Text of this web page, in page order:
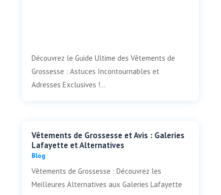
Découvrez le Guide Ultime des Vêtements de
Grossesse : Astuces Incontournables et
Adresses Exclusives !...
Vêtements de Grossesse et Avis : Galeries
Lafayette et Alternatives
Blog
Vêtements de Grossesse : Découvrez les
Meilleures Alternatives aux Galeries Lafayette